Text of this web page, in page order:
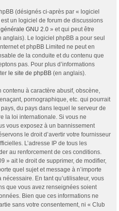
(désignés ci-après par « logiciel
un logiciel de forum de discussions
GNU 2.0 » et qui peut être
anglais). Le logiciel phpBB a pour seul
et phpBB Limited ne peut en
de la conduite et du contenu que
pas. Pour plus d’informations
le site de phpBB (en anglais).
à caractère abusif, obscène,
pornographique, etc. qui pourrait
du pays dans lequel le serveur de
la loi internationale. Si vous ne
vous exposez à un bannissement
le droit d’avertir votre fournisseur
L’adresse IP de tous les
au renforcement de ces conditions.
» ait le droit de supprimer, de modifier,
quel sujet et message à n’importe
En tant qu’utilisateur, vous
que vous avez renseignées soient
Bien que ces informations ne
sans votre consentement, ni « Club